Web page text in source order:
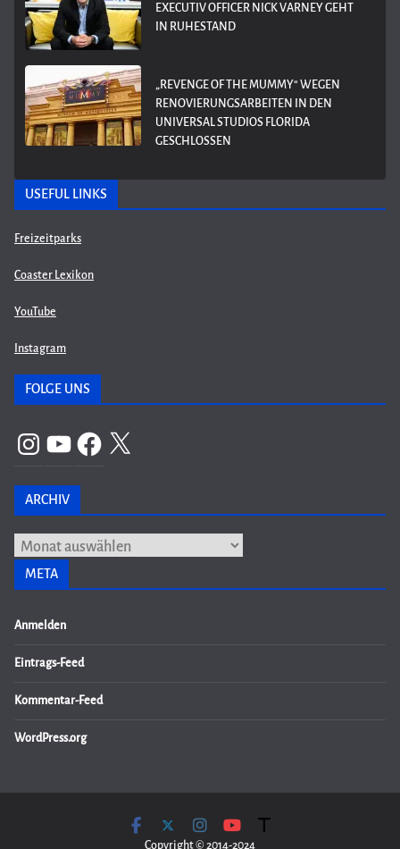
EXECUTIV OFFICER NICK VARNEY GEHT
IN RUHESTAND
„REVENGE OF THE MUMMY“ WEGEN
RENOVIERUNGSARBEITEN IN DEN
UNIVERSAL STUDIOS FLORIDA
GESCHLOSSEN
USEFUL LINKS
Freizeitparks
Coaster Lexikon
YouTube
Instagram
FOLGE UNS
InstagramYouTubeFacebook
X
ARCHIV
Archiv
META
Anmelden
Eintrags-Feed
Kommentar-Feed
WordPress.org
Copyright © 2014-2024